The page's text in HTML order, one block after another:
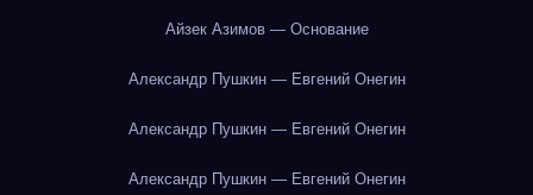
Айзек Азимов — Основание
Александр Пушкин — Евгений Онегин
Александр Пушкин — Евгений Онегин
Александр Пушкин — Евгений Онегин